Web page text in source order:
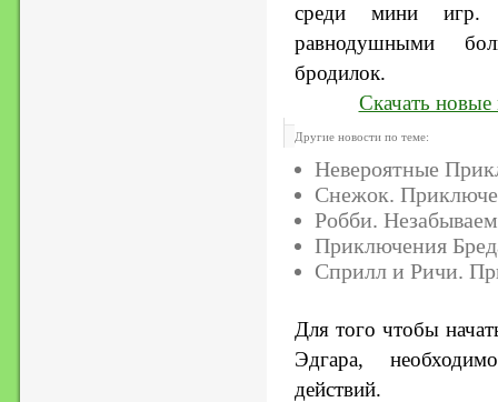
среди мини игр.
равнодушными
бродилок.
Скачать
Другие новости по теме:
Невероятные
Снежок.
Робби.
Приключения
Сприлл и Ричи.
Для того чтобы
Эдгара,
действий.